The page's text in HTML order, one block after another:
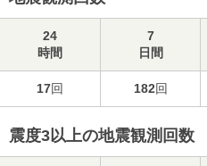
24
時間
7
日間
17回 182回
震度3以上の地震観測回数